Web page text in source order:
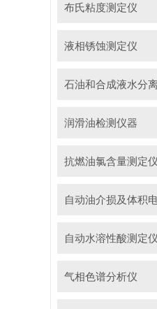
布氏粘度测定仪
液相锈蚀测定仪
润滑油检测仪器
抗燃油氯含量测定仪
自动水溶性酸测定仪
气相色谱分析仪